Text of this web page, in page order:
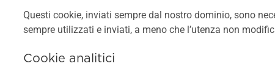
Questi cookie, inviati sempre dal nostro dominio, sono
sempre utilizzati e inviati, a meno che l’utenza non
Cookie analitici